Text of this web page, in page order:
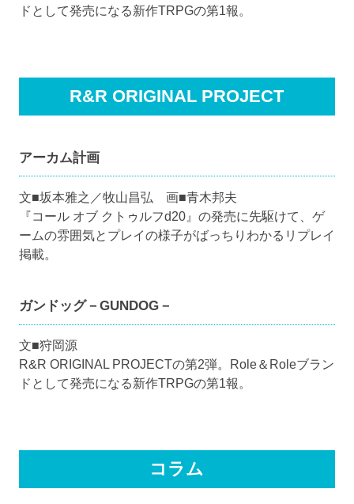
ドとして発売になる新作TRPGの第1報。
R&R ORIGINAL PROJECT
アーカム計画
文■坂本雅之／牧山昌弘 画■青木邦夫
『コール オブ クトゥルフd20』の発売に先駆けて、ゲ
ームの雰囲気とプレイの様子がばっちりわかるリプレイ
掲載。
ガンドッグ－GUNDOG－
文■狩岡源
R&R ORIGINAL PROJECTの第2弾。Role＆Roleブラン
ドとして発売になる新作TRPGの第1報。
コラム